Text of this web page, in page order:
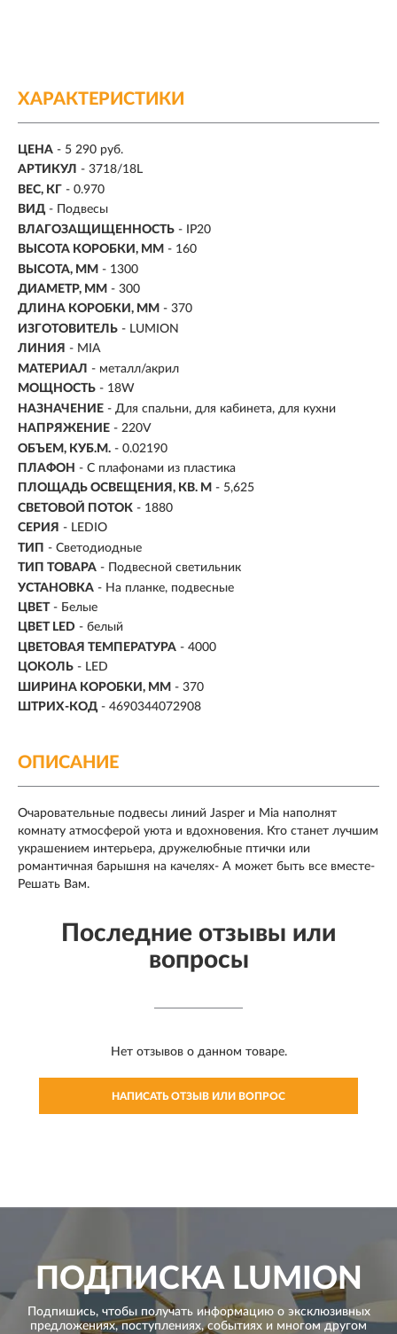
ХАРАКТЕРИСТИКИ
ЦЕНА - 5 290 руб.
АРТИКУЛ - 3718/18L
ВЕС, КГ - 0.970
ВИД - Подвесы
ВЛАГОЗАЩИЩЕННОСТЬ - IP20
ВЫСОТА КОРОБКИ, ММ - 160
ВЫСОТА, ММ - 1300
ДИАМЕТР, ММ - 300
ДЛИНА КОРОБКИ, ММ - 370
ИЗГОТОВИТЕЛЬ - LUMION
ЛИНИЯ - MIA
МАТЕРИАЛ - металл/акрил
МОЩНОСТЬ - 18W
НАЗНАЧЕНИЕ - Для спальни, для кабинета, для кухни
НАПРЯЖЕНИЕ - 220V
ОБЪЕМ, КУБ.М. - 0.02190
ПЛАФОН - С плафонами из пластика
ПЛОЩАДЬ ОСВЕЩЕНИЯ, КВ. М - 5,625
СВЕТОВОЙ ПОТОК - 1880
СЕРИЯ - LEDIO
ТИП - Светодиодные
ТИП ТОВАРА - Подвесной светильник
УСТАНОВКА - На планке, подвесные
ЦВЕТ - Белые
ЦВЕТ LED - белый
ЦВЕТОВАЯ ТЕМПЕРАТУРА - 4000
ЦОКОЛЬ - LED
ШИРИНА КОРОБКИ, ММ - 370
ШТРИХ-КОД - 4690344072908
ОПИСАНИЕ
Очаровательные подвесы линий Jasper и Mia наполнят
комнату атмосферой уюта и вдохновения. Кто станет лучшим
украшением интерьера, дружелюбные птички или
романтичная барышня на качелях- А может быть все вместе-
Решать Вам.
Последние отзывы или
вопросы
Нет отзывов о данном товаре.
НАПИСАТЬ ОТЗЫВ ИЛИ ВОПРОС
ПОДПИСКАLUMION
Подпишись, чтобы получать информацию о эксклюзивных
предложениях,поступлениях, событиях и многом другом